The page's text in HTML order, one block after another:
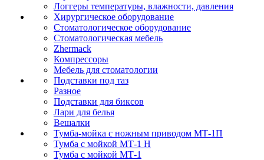
Логгеры температуры, влажности, давления
Хирургическое оборудование
Стоматологическое оборудование
Стоматологическая мебель
Zhermack
Компрессоры
Мебель для стоматологии
Подставки под таз
Разное
Подставки для биксов
Лари для белья
Вешалки
Тумба-мойка с ножным приводом МТ-1П
Тумба с мойкой МТ-1 Н
Тумба с мойкой МТ-1